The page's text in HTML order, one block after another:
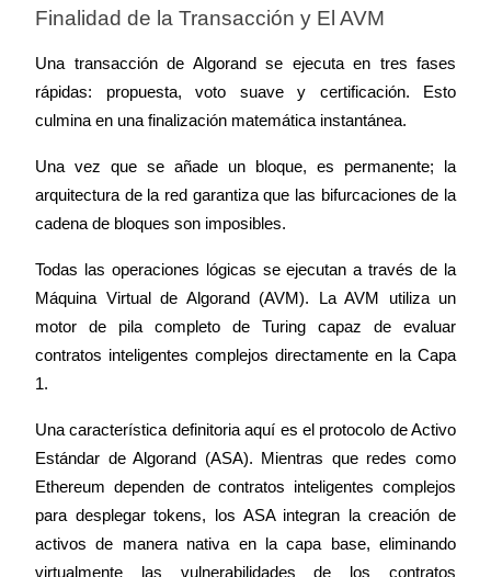
AccesoInscribirse
Finalidad de la Transacción y El AVM
Una transacción de Algorand se ejecuta en tres fases
rápidas: propuesta, voto suave y certificación. Esto
culmina en una finalización matemática instantánea.
Una vez que se añade un bloque, es permanente; la
arquitectura de la red garantiza que las bifurcaciones de la
cadena de bloques son imposibles.
Todas las operaciones lógicas se ejecutan a través de la
Máquina Virtual de Algorand (AVM). La AVM utiliza un
motor de pila completo de Turing capaz de evaluar
contratos inteligentes complejos directamente en la Capa
1.
Una característica definitoria aquí es el protocolo de Activo
Estándar de Algorand (ASA). Mientras que redes como
Ethereum dependen de contratos inteligentes complejos
para desplegar tokens, los ASA integran la creación de
activos de manera nativa en la capa base, eliminando
virtualmente las vulnerabilidades de los contratos